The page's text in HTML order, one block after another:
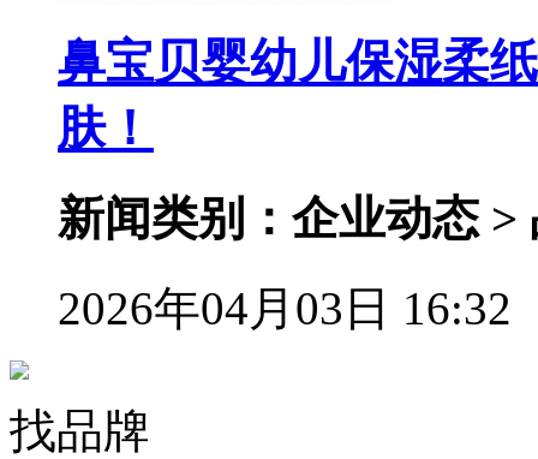
鼻宝贝婴幼儿保湿柔
肤！
新闻类别：企业动态 >
2026年04月03日 16:32
找品牌